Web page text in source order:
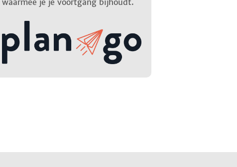
waarmee je je voortgang bijhoudt.